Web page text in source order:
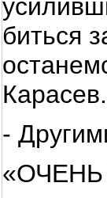
биться
Карасев.
-
«ОЧЕНЬ